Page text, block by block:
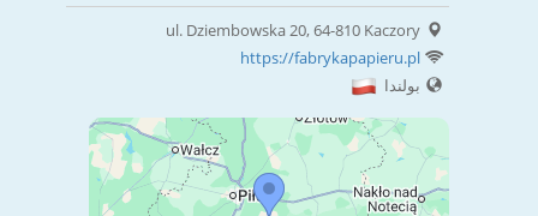
ul. Dziembowska 20, 64-810 Kaczory
https://fabrykapapieru.pl
بولندا